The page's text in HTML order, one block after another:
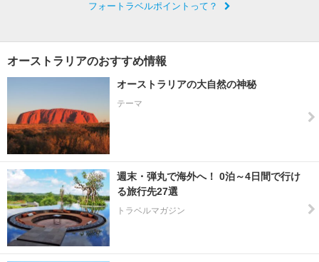
フォートラベルポイントって？
オーストラリアのおすすめ情報
オーストラリアの大自然の神秘
テーマ
週末・弾丸で海外へ！ 0泊～4日間で行け
る旅行先27選
トラベルマガジン